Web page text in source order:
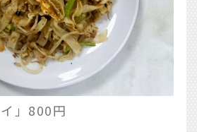
」800円